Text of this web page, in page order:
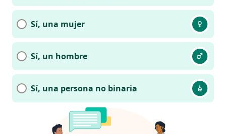
Sí, una mujer
Sí, un hombre
Sí, una persona no binaria